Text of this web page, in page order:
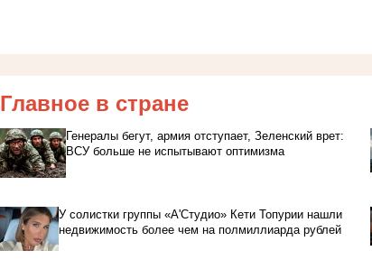
Главное в стране
Генералы бегут, армия отступает, Зеленский врет:
ВСУ больше не испытывают оптимизма
У солистки группы «А'Студио» Кети Топурии нашли
недвижимость более чем на полмиллиарда рублей